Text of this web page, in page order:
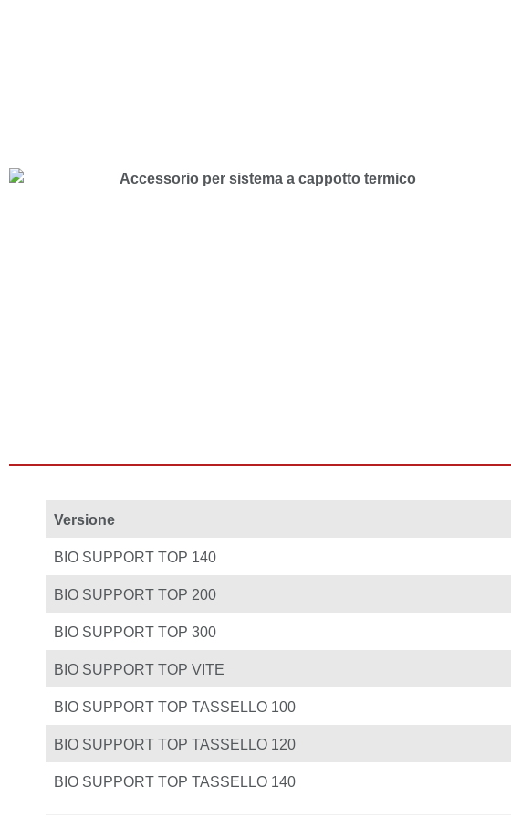
Versione
BIO SUPPORT TOP 140
BIO SUPPORT TOP 200
BIO SUPPORT TOP 300
BIO SUPPORT TOP VITE
BIO SUPPORT TOP TASSELLO 100
BIO SUPPORT TOP TASSELLO 120
BIO SUPPORT TOP TASSELLO 140